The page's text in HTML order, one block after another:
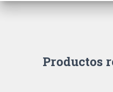
Productos